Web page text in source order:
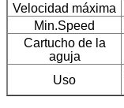
Velocidad máxima
Min.Speed
Cartucho de la
aguja
Uso